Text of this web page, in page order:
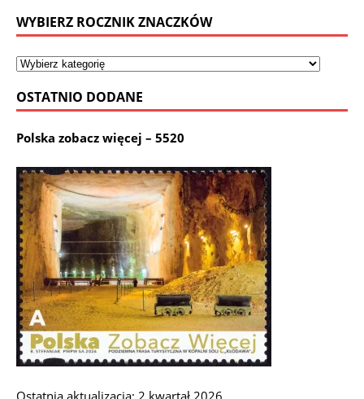
WYBIERZ ROCZNIK ZNACZKÓW
OSTATNIO DODANE
Polska zobacz więcej – 5520